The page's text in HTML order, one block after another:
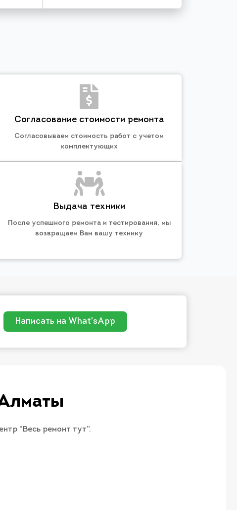
Согласование стоимости ремонта
Согласовываем стоимость работ с учетом
комплектующих
Выдача техники
После успешного ремонта и тестирования, мы
возвращаем Вам вашу технику
Написать на What'sApp
“Весь ремонт тут”.